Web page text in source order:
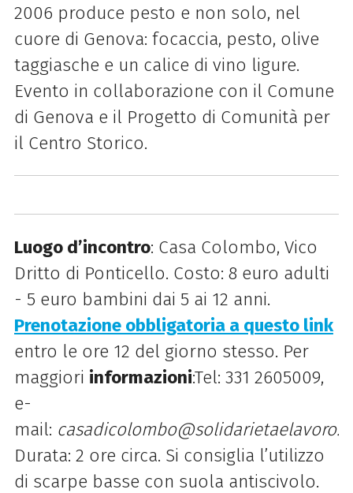
2006 produce pesto e non solo, nel
cuore di Genova: focaccia, pesto, olive
taggiasche e un calice di vino ligure.
Evento in collaborazione con il Comune
di Genova e il Progetto di Comunità per
il Centro Storico.
Luogo d’incontro: Casa Colombo, Vico
Dritto di Ponticello. Costo: 8 euro adulti
- 5 euro bambini dai 5 ai 12 anni.
Prenotazione obbligatoria a questo link
entro le ore 12 del giorno stesso. Per
maggiori informazioni:Tel: 331 2605009,
e-
mail: casadicolombo@solidarietaelavoro.it
Durata: 2 ore circa. Si consiglia l’utilizzo
di scarpe basse con suola antiscivolo.